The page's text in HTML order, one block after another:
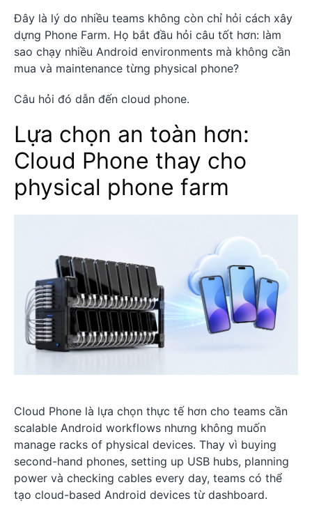
Đây là lý do nhiều teams không còn chỉ hỏi cách xây
dựng Phone Farm. Họ bắt đầu hỏi câu tốt hơn: làm
sao chạy nhiều Android environments mà không cần
mua và maintenance từng physical phone?
Câu hỏi đó dẫn đến cloud phone.
Lựa chọn an toàn hơn:
Cloud Phone thay cho
physical phone farm
Cloud Phone là lựa chọn thực tế hơn cho teams cần
scalable Android workflows nhưng không muốn
manage racks of physical devices. Thay vì buying
second-hand phones, setting up USB hubs, planning
power và checking cables every day, teams có thể
tạo cloud-based Android devices từ dashboard.